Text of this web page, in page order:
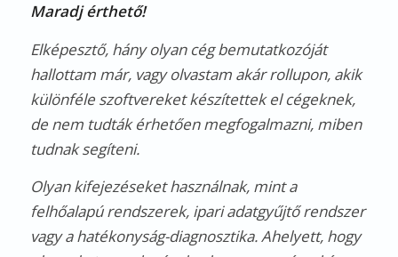
Maradj érthető!
Elképesztő, hány olyan cég bemutatkozóját
hallottam már, vagy olvastam akár rollupon, akik
különféle szoftvereket készítettek el cégeknek,
de nem tudták érhetően megfogalmazni, miben
tudnak segíteni.
Olyan kifejezéseket használnak, mint a
felhőalapú rendszerek, ipari adatgyűjtő rendszer
vagy a hatékonyság-diagnosztika. Ahelyett, hogy